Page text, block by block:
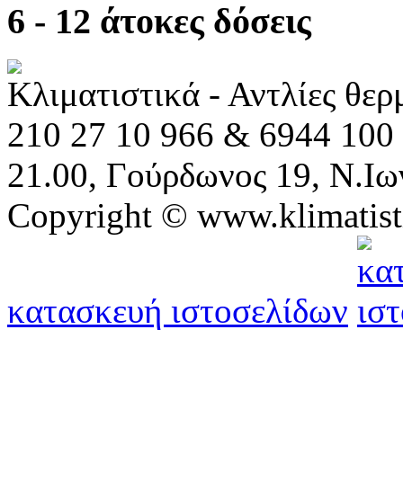
6 - 12 άτοκες δόσεις
Κλιματιστικά - Αντλίες
210 27 10 966 & 6944 100
21.00, Γούρδωνος 19,
Copyright ©
κατασκευή ιστοσελίδων